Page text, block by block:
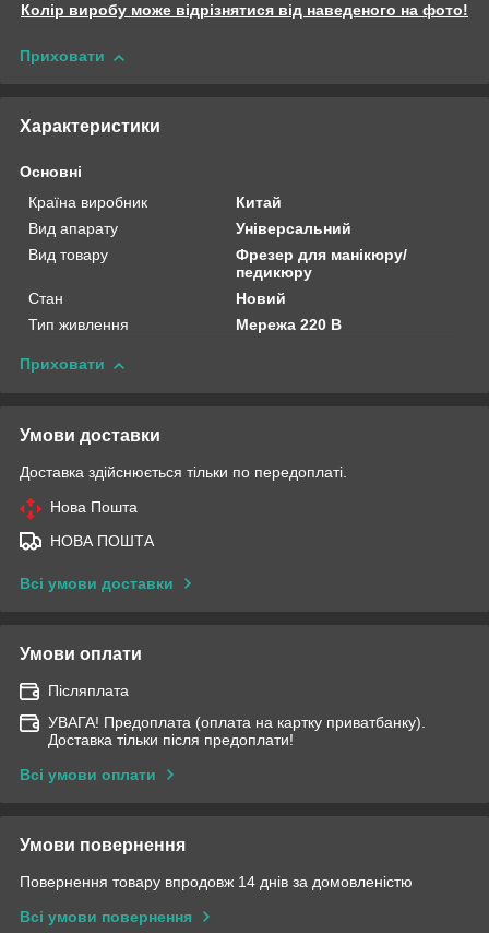
Колір виробу може відрізнятися від наведеного на фото!
Приховати
Характеристики
Основні
Країна виробник
Китай
Вид апарату
Універсальний
Вид товару
Фрезер для манікюру/
педикюру
Стан
Новий
Тип живлення
Мережа 220 В
Приховати
Умови доставки
Доставка здійснюється тільки по передоплаті.
Нова Пошта
НОВА ПОШТА
Всі умови доставки
Умови оплати
Післяплата
УВАГА! Предоплата (оплата на картку приватбанку).
Доставка тільки після предоплати!
Всі умови оплати
Умови повернення
Повернення товару впродовж 14 днів за домовленістю
Всі умови повернення